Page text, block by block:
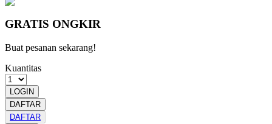
GRATIS ONGKIR
Buat pesanan sekarang!
Kuantitas
LOGIN
DAFTAR
DAFTAR